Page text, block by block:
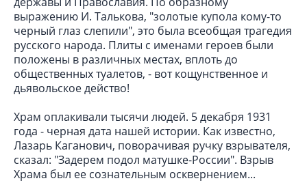
выражению И. Талькова, "золотые купола кому-то
черный глаз слепили", это была всеобщая трагедия
русского народа. Плиты с именами героев были
положены в различных местах, вплоть до
общественных туалетов, - вот кощунственное и
дьявольское действо!
Храм оплакивали тысячи людей. 5 декабря 1931
года - черная дата нашей истории. Как известно,
Лазарь Каганович, поворачивая ручку взрывателя,
сказал: "Задерем подол матушке-России". Взрыв
Храма был ее сознательным осквернением...